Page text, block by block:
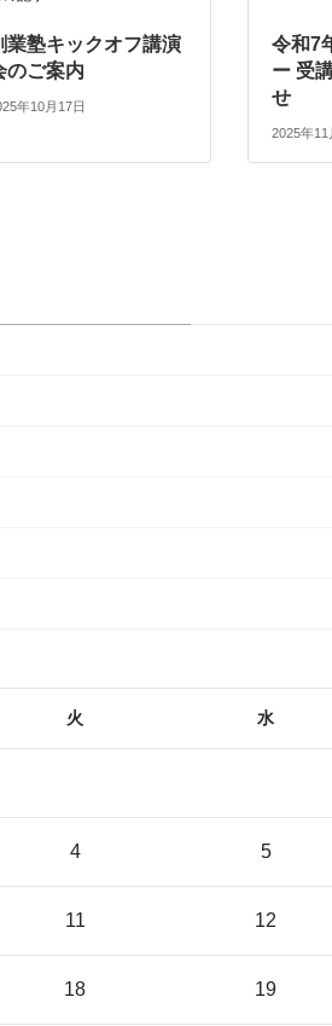
業塾キックオフ講演
のご案内
年10月17日
令和7
ー 受
せ
2025年11
火 水
4 5
11 12
18 19